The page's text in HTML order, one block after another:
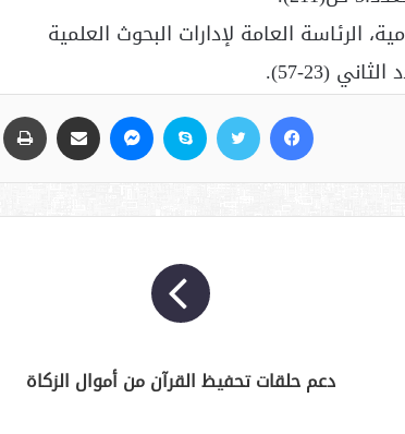
الرئاسة العامة لإدارات البحوث العلمية
(23-57).
دعم حلقات تحفيظ القرآن من أموال الزكاة